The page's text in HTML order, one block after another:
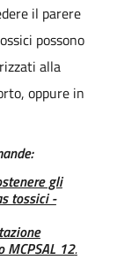
il parere
possono
alla
oppure in
gli
tossici -
MCPSAL 12.